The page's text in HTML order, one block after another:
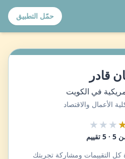
حمّل التطبيق
قادر
في الكويت
الأعمال والاقتصاد
★★★